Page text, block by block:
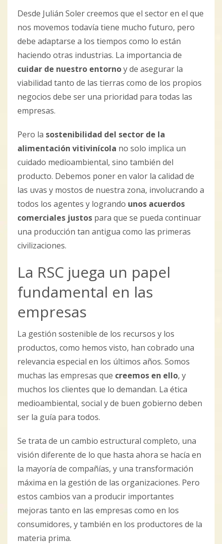
Desde Julián Soler creemos que el sector en el que
nos movemos todavía tiene mucho futuro, pero
debe adaptarse a los tiempos como lo están
haciendo otras industrias. La importancia de
cuidar de nuestro entornoy de asegurar la
viabilidad tanto de las tierras como de los propios
negocios debe ser una prioridad para todas las
empresas.
Pero la sostenibilidad del sector de la
alimentación vitivinícola no solo implica un
cuidado medioambiental, sino también del
producto. Debemos poner en valor la calidad de
las uvas y mostos de nuestra zona, involucrando a
todos los agentes y logrando unos acuerdos
comerciales justos para que se pueda continuar
una producción tan antigua como las primeras
civilizaciones.
La RSC juega un papel
fundamental en las
empresas
La gestión sostenible de los recursos y los
productos, como hemos visto, han cobrado una
relevancia especial en los últimos años. Somos
muchas las empresas que creemos en ello, y
muchos los clientes que lo demandan. La ética
medioambiental, social y de buen gobierno deben
ser la guía para todos.
Se trata de un cambio estructural completo, una
visión diferente de lo que hasta ahora se hacía en
la mayoría de compañías, y una transformación
máxima en la gestión de las organizaciones. Pero
estos cambios van a producir importantes
mejoras tanto en las empresas como en los
consumidores, y también en los productores de la
materia prima.